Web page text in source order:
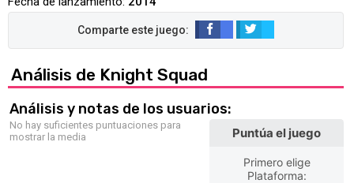
Análisis de Knight Squad
Análisis y notas de los usuarios:
No hay suficientes puntuaciones para
mostrar la media
Puntúa el juego
Primero elige
Plataforma: